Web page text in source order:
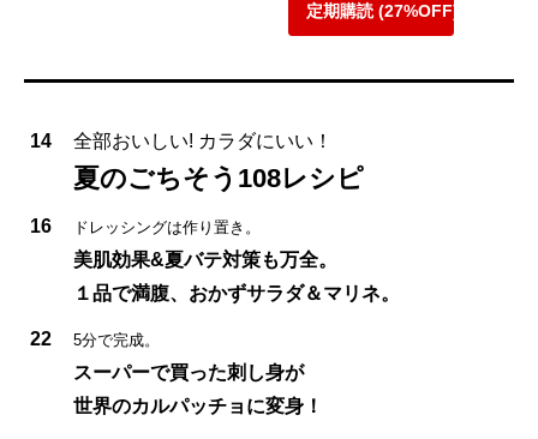
定期購読 (27%OFF)
14 全部おいしい! カラダにいい！
夏のごちそう108レシピ
16 ドレッシングは作り置き。
美肌効果&夏バテ対策も万全。
１品で満腹、おかずサラダ＆マリネ。
22 5分で完成。
スーパーで買った刺し身が
世界のカルパッチョに変身！